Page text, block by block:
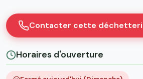
Contacter cette
Horaires d'ouverture